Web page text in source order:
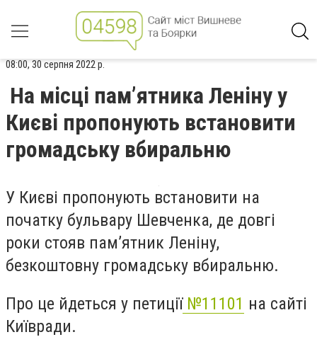
08:00, 30 серпня 2022 р.
На місці пам’ятника Леніну у
Києві пропонують встановити
громадську вбиральню
У Києві пропонують встановити на
початку бульвару Шевченка, де довгі
роки стояв пам’ятник Леніну,
безкоштовну громадську вбиральню.
Про це йдеться у петиції№11101 на сайті
Київради.